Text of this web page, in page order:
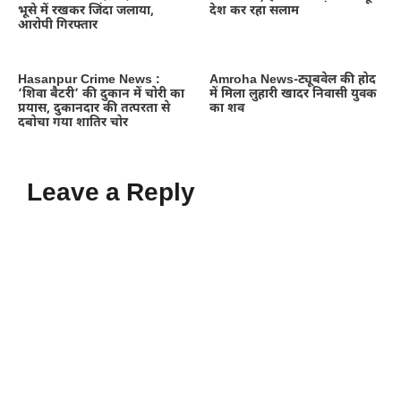
भूसे में रखकर जिंदा जलाया,
आरोपी गिरफ्तार
देश कर रहा सलाम
Hasanpur Crime News :
‘शिवा बैटरी’ की दुकान में चोरी का
प्रयास, दुकानदार की तत्परता से
दबोचा गया शातिर चोर
Amroha News-ट्यूबवेल की होद
में मिला लुहारी खादर निवासी युवक
का शव
Leave a Reply